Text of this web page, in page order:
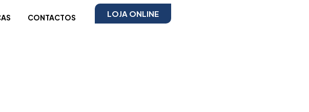
CONTACTOS LOJA ONLINE